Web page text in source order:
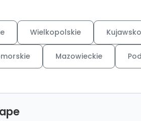
Wielkopolskie
Mazowieckie